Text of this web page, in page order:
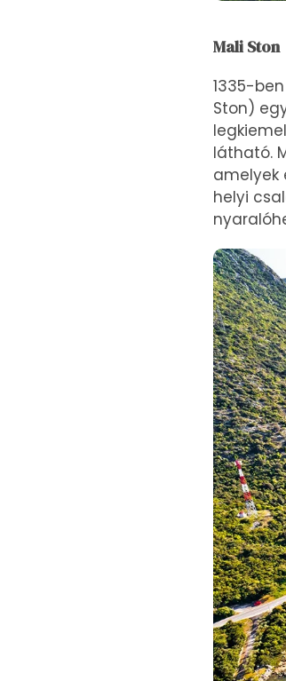
Mali Ston
1335-
Ston)
látható.
amelyek
helyi